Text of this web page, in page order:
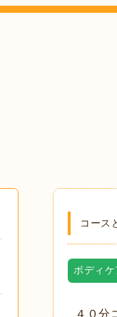
コース
ボディケ
４０分